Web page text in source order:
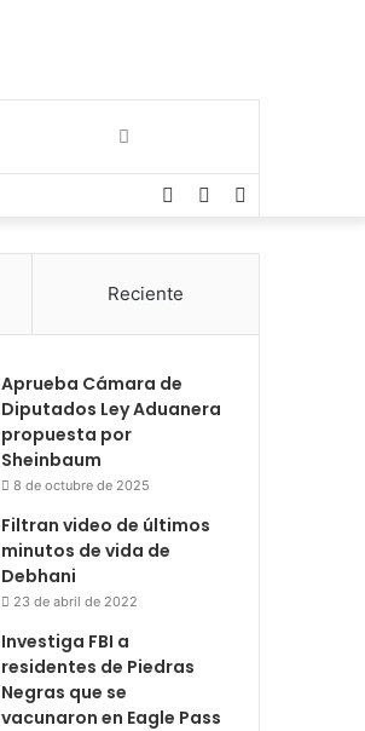
Buscar
Twitter
Facebook
Reciente
Aprueba Cámara de
Diputados Ley Aduanera
propuesta por
Sheinbaum
8 de octubre de 2025
Filtran video de últimos
minutos de vida de
Debhani
23 de abril de 2022
Investiga FBI a
residentes de Piedras
Negras que se
vacunaron en Eagle Pass